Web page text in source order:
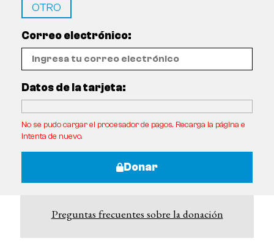
OTRO
Correo electrónico:
Datos de la tarjeta:
No se pudo cargar el procesador de pagos. Recarga la página e
intenta de nuevo.
Donar
Preguntas frecuentes sobre la donación